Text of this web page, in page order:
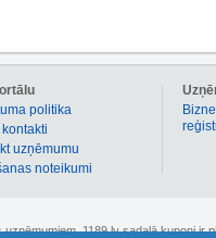
politika
kontakti
uzņēmumu
noteikumi
1189.lv sadaļā kuponi ir